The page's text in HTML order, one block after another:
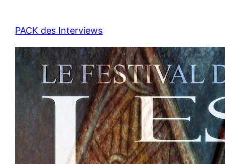
PACK des Interviews